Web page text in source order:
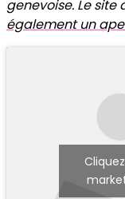
genevoise. Le
également un